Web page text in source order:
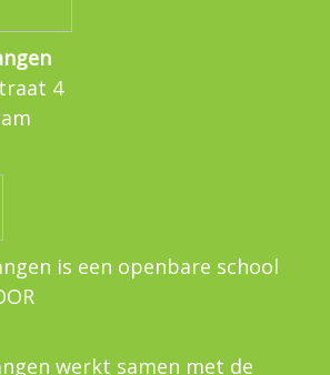
4
is een openbare school
werkt samen met de